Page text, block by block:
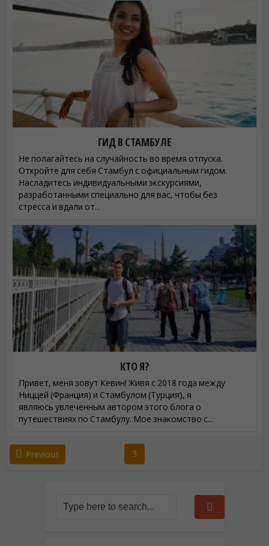
ГИД В СТАМБУЛЕ
Не полагайтесь на случайность во время отпуска.
Откройте для себя Стамбул с официальным гидом.
Насладитесь индивидуальными экскурсиями,
разработанными специально для вас, чтобы без
стресса и вдали от...
КТО Я?
Привет, меня зовут Кевин! Живя с 2018 года между
Ниццей (Франция) и Стамбулом (Турция), я
являюсь увлеченным автором этого блога о
путешествиях по Стамбулу. Мое знакомство с...
Previous 3